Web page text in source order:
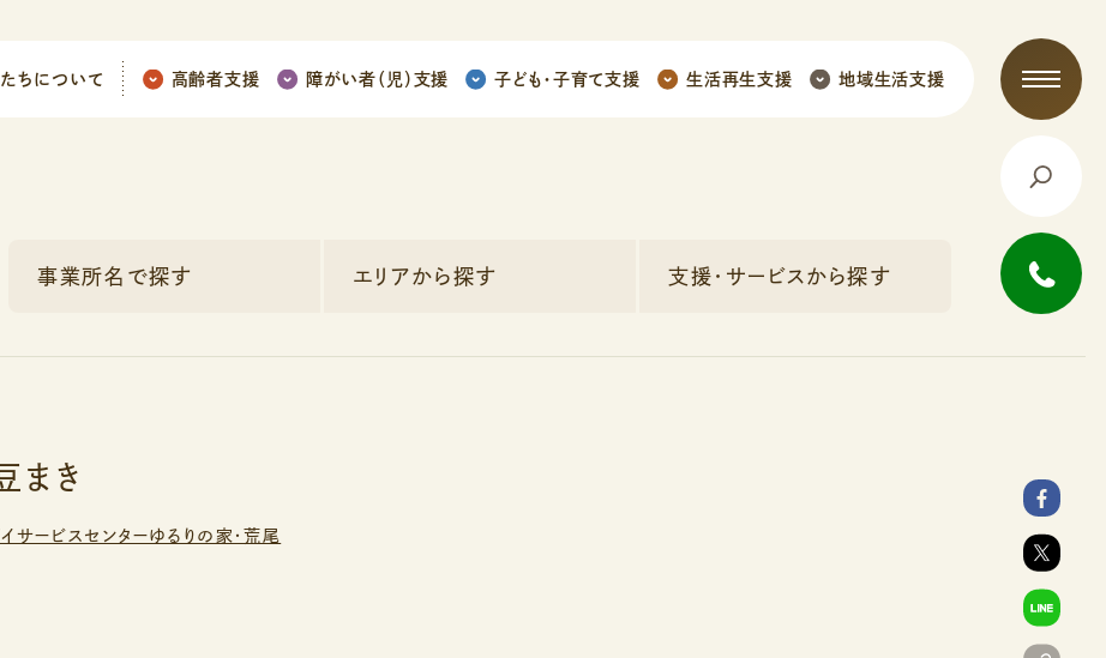
ちについて 高齢者支援 障がい者（児）支援 子ども ・ 子育て支援 生活再生支援 地域生活支援
事業所名で探す エリアから探す 支援・サービスから探す
まき
サービスセンターゆるりの家・荒尾